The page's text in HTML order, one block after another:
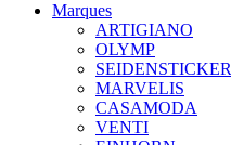
Marques
ARTIGIANO
OLYMP
SEIDENSTICKER
MARVELIS
CASAMODA
VENTI